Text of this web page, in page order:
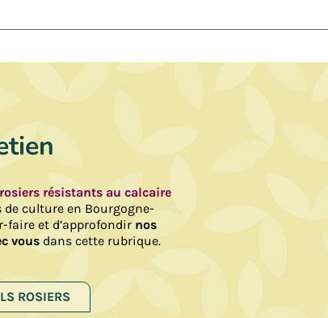
résistants au calcaire
de culture en Bourgogne-
faire et d’approfondir nos
vous dans cette rubrique.
ROSIERS